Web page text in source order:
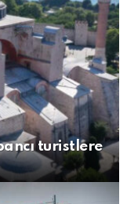
turistlere